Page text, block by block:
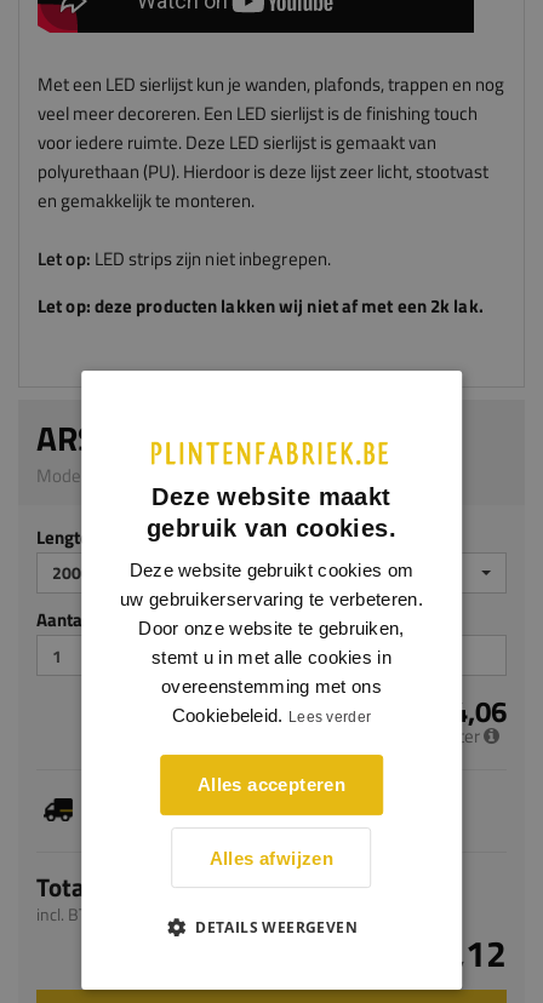
Met een LED sierlijst kun je wanden, plafonds, trappen en nog
veel meer decoreren. Een LED sierlijst is de finishing touch
voor iedere ruimte. Deze LED sierlijst is gemaakt van
polyurethaan (PU). Hierdoor is deze lijst zeer licht, stootvast
en gemakkelijk te monteren.
Let op: LED strips zijn niet inbegrepen.
Let op: deze producten lakken wij niet af met een 2k lak.
ARSTYL IL1
Model IL1 | 70 x 50 mm | PU
Lengte (mm)
2000
Aantal stuks
€ 34,06
per meter
Dit artikel is voorradig, de verwachte levertijd
bedraagt 1-3 werkdagen
Totaal
incl. BTW
€ 68,12
Deze website maakt
gebruik van cookies.
Deze website gebruikt cookies om
uw gebruikerservaring te verbeteren.
Door onze website te gebruiken,
stemt u in met alle cookies in
overeenstemming met ons
Cookiebeleid. Lees verder
Alles accepteren
Alles afwijzen
DETAILS WEERGEVEN